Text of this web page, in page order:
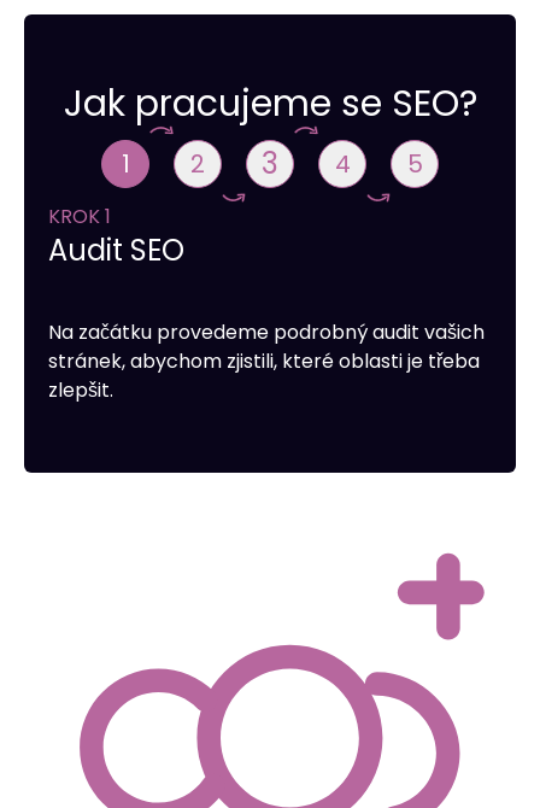
Jak pracujeme se SEO?
1 2 3 4 5
KROK 1
Audit SEO
Na začátku provedeme podrobný audit vašich
stránek, abychom zjistili, které oblasti je třeba
zlepšit.